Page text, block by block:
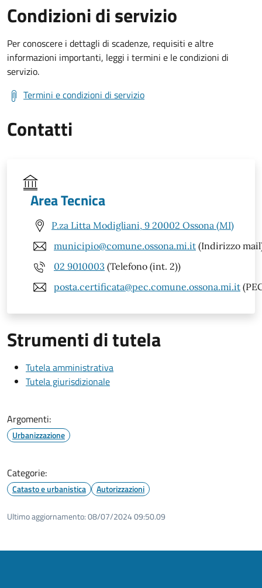
Condizioni di servizio
Per conoscere i dettagli di scadenze, requisiti e altre
informazioni importanti, leggi i termini e le condizioni di
servizio.
Termini e condizioni di servizio
Contatti
Area Tecnica
P.za Litta Modigliani, 9 20002 Ossona (MI)
municipio@comune.ossona.mi.it (Indirizzo
02 9010003 (Telefono (int. 2))
posta.certificata@pec.comune.ossona.mi.it
Strumenti di tutela
Tutela amministrativa
Tutela giurisdizionale
Argomenti:
Urbanizzazione
Categorie:
Catasto e urbanistica Autorizzazioni
Ultimo aggiornamento:08/07/2024 09:50.09